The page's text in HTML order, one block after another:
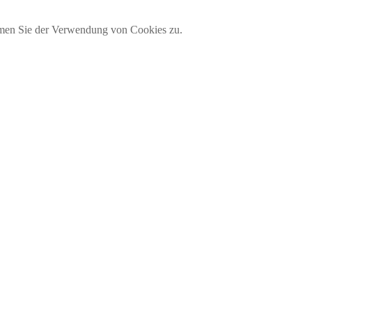
Sie der Verwendung von Cookies zu.